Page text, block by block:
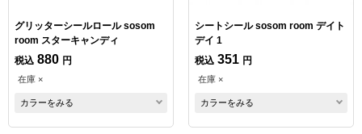
グリッターシールロール sosom
room スターキャンディ
税込 880 円
在庫 ×
カラーをみる
シートシール sosom room デイト
デイ 1
税込 351 円
在庫 ×
カラーをみる